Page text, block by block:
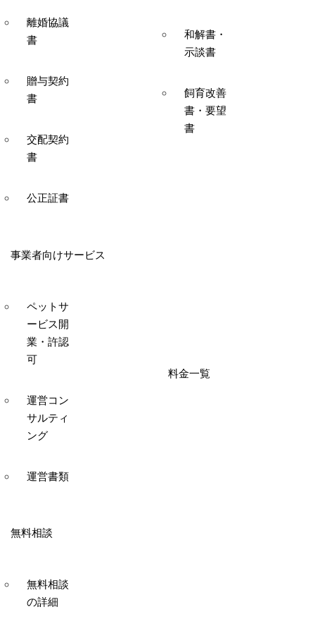
離婚協議
書
贈与契約
書
交配契約
書
公正証書
和解書・
示談書
飼育改善
書・要望
書
事業者向けサービス
ペットサ
ービス開
業・許認
可
運営コン
サルティ
ング
運営書類
料金一覧
無料相談
無料相談
の詳細